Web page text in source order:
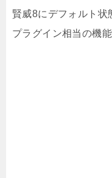
賢威8にデフォルト状
プラグイン相当の機